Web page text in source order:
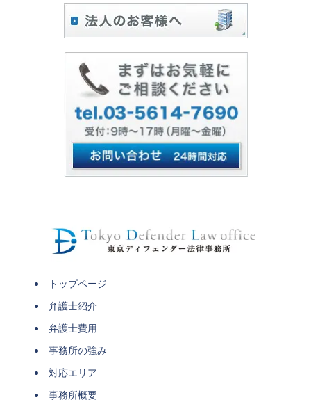
トップページ
弁護士紹介
弁護士費用
事務所の強み
対応エリア
事務所概要